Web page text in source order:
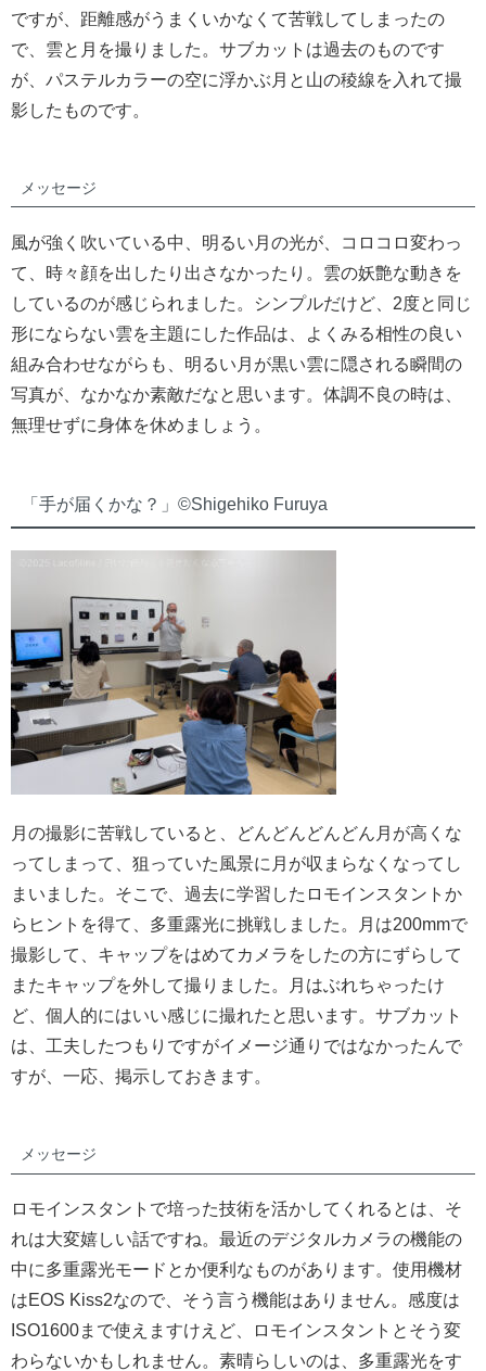
ですが、距離感がうまくいかなくて苦戦してしまったの
で、雲と月を撮りました。サブカットは過去のものです
が、パステルカラーの空に浮かぶ月と山の稜線を入れて撮
影したものです。
メッセージ
風が強く吹いている中、明るい月の光が、コロコロ変わっ
て、時々顔を出したり出さなかったり。雲の妖艶な動きを
しているのが感じられました。シンプルだけど、2度と同じ
形にならない雲を主題にした作品は、よくみる相性の良い
組み合わせながらも、明るい月が黒い雲に隠される瞬間の
写真が、なかなか素敵だなと思います。体調不良の時は、
無理せずに身体を休めましょう。
「手が届くかな？」©︎Shigehiko Furuya
月の撮影に苦戦していると、どんどんどんどん月が高くな
ってしまって、狙っていた風景に月が収まらなくなってし
まいました。そこで、過去に学習したロモインスタントか
らヒントを得て、多重露光に挑戦しました。月は200mmで
撮影して、キャップをはめてカメラをしたの方にずらして
またキャップを外して撮りました。月はぶれちゃったけ
ど、個人的にはいい感じに撮れたと思います。サブカット
は、工夫したつもりですがイメージ通りではなかったんで
すが、一応、掲示しておきます。
メッセージ
ロモインスタントで培った技術を活かしてくれるとは、そ
れは大変嬉しい話ですね。最近のデジタルカメラの機能の
中に多重露光モードとか便利なものがあります。使用機材
はEOS Kiss2なので、そう言う機能はありません。感度は
ISO1600まで使えますけえど、ロモインスタントとそう変
わらないかもしれません。素晴らしいのは、多重露光をす